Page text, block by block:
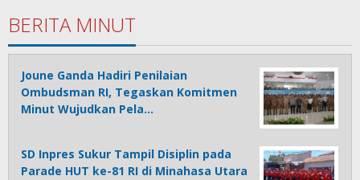
BERITA MINUT
Joune Ganda Hadiri Penilaian
Ombudsman RI, Tegaskan Komitmen
Minut Wujudkan Pela…
SD Inpres Sukur Tampil Disiplin pada
Parade HUT ke-81 RI di Minahasa Utara